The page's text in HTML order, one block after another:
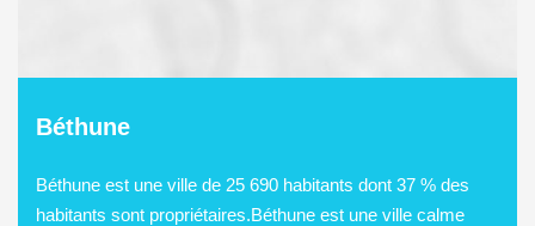
Béthune
Béthune est une ville de 25 690 habitants dont 37 % des
habitants sont propriétaires.Béthune est une ville calme